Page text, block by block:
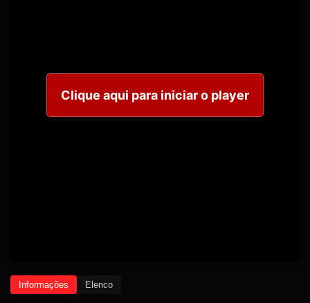
Clique aqui para iniciar o player
Informações Elenco